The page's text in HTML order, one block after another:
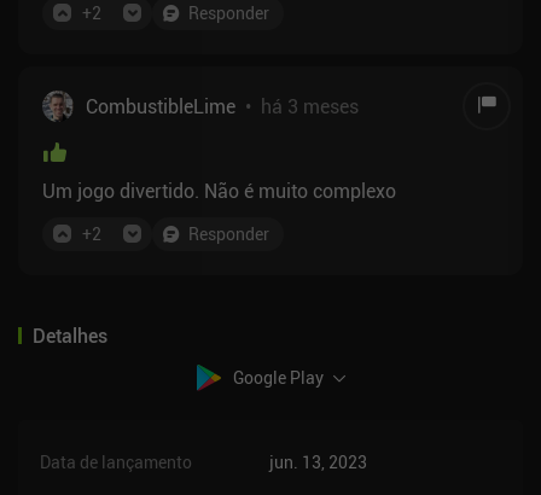
+2 Responder
CombustibleLime • há 3 meses
Um jogo divertido. Não é muito complexo
+2 Responder
Detalhes
Google Play
Data de lançamento jun. 13, 2023